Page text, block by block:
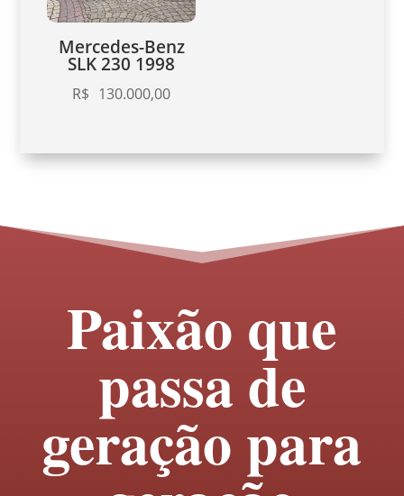
Mercedes-Benz
SLK 230 1998
R$ 130.000,00
Paixão que
passa de
geração para